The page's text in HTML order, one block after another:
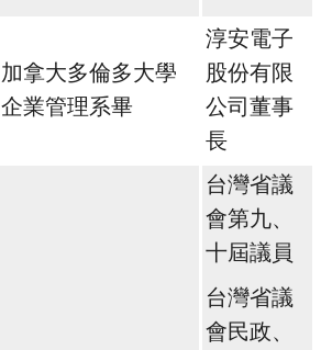
加拿大多倫多大學
企業管理系畢
淳安電子
股份有限
公司董事
長
台灣省議
會第九、
十屆議員
台灣省議
會民政、